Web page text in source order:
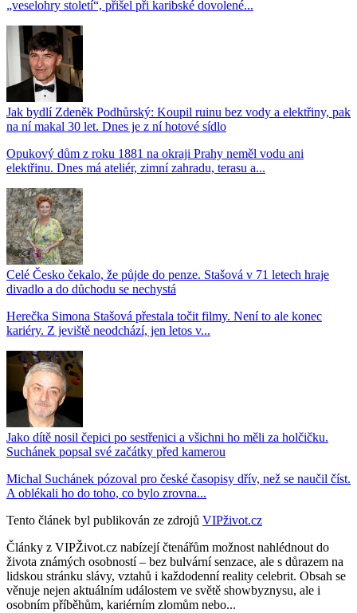
„veselohry století“, přišel při karibské dovolené...
Jak bydlí Zdeněk Podhůrský: Koupil ruinu bez vody a elektřiny, pak
na ní makal 30 let. Dnes je z ní hotové sídlo
Opukový dům z roku 1881 na okraji Prahy neměl vodu ani
elektřinu. Dnes má ateliér, zimní zahradu, terasu a...
Celé Česko čekalo, že půjde do penze. Stašová v 71 letech hraje
divadlo a do důchodu se nechystá
Herečka Simona Stašová přestala točit filmy. Není to ale konec
kariéry. Z jeviště neodchází, jen letos v...
Jako dítě nosil čepici po sestřenici a všichni ho měli za holčičku.
Suchánek popsal své začátky před kamerou
Michal Suchánek pózoval pro české časopisy dřív, než se naučil číst.
A oblékali ho do toho, co bylo zrovna...
Tento článek byl publikován ze zdrojů VIPživot.cz
Články z VIPŽivot.cz nabízejí čtenářům možnost nahlédnout do
života známých osobností – bez bulvární senzace, ale s důrazem na
lidskou stránku slávy, vztahů i každodenní reality celebrit. Obsah se
věnuje nejen aktuálním událostem ve světě showbyznysu, ale i
osobním příběhům, kariérním zlomům nebo...